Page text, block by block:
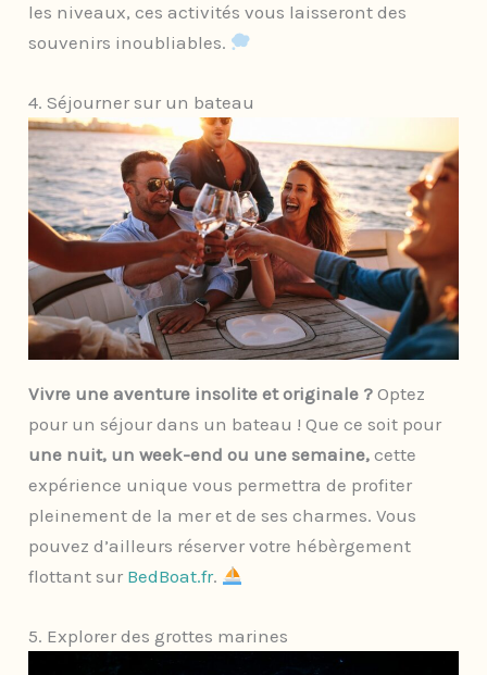
les niveaux, ces activités vous laisseront des
souvenirs inoubliables.
4. Séjourner sur un bateau
Vivre une aventure insolite et originale ? Optez
pour un séjour dans un bateau ! Que ce soit pour
une nuit, un week-end ou une semaine, cette
expérience unique vous permettra de profiter
pleinement de la mer et de ses charmes. Vous
pouvez d’ailleurs réserver votre hébèrgement
flottant sur BedBoat.fr.
5. Explorer des grottes marines